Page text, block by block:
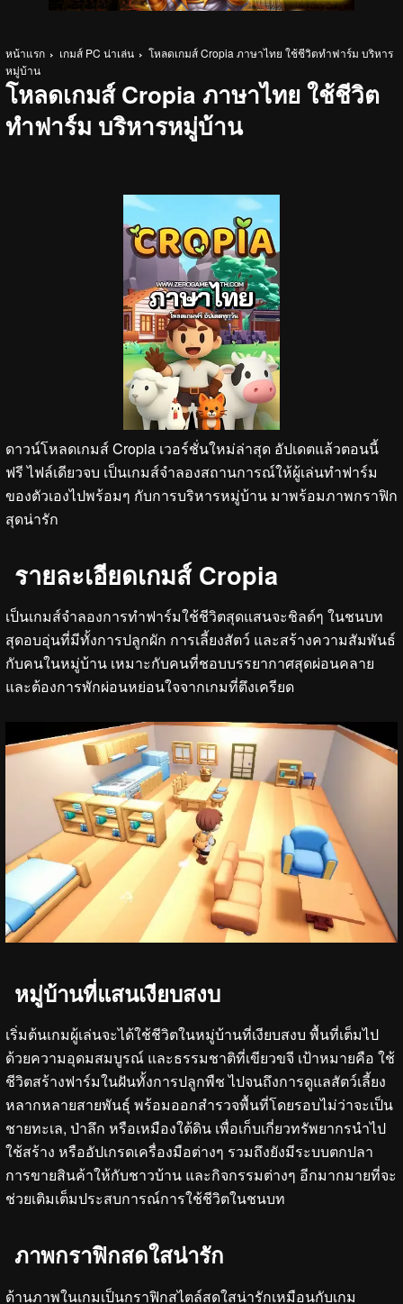
หน้าแรก เกมส์ PC น่าเล่น
โหลดเกมส์ Cropia ภาษาไทย ใช้ชีวิตทำฟาร์ม บริหาร
หมู่บ้าน
โหลดเกมส์ Cropia ภาษาไทย ใช้ชีวิต
ทำฟาร์ม บริหารหมู่บ้าน
ดาวน์โหลดเกมส์ Cropia เวอร์ชั่นใหม่ล่าสุด อัปเดตแล้วตอนนี้
ฟรี ไฟล์เดียวจบ เป็นเกมส์จำลองสถานการณ์ให้ผู้เล่นทำฟาร์ม
ของตัวเองไปพร้อมๆ กับการบริหารหมู่บ้าน มาพร้อมภาพกราฟิก
สุดน่ารัก
รายละเอียดเกมส์ Cropia
เป็นเกมส์จำลองการทำฟาร์มใช้ชีวิตสุดแสนจะชิลด์ๆ ในชนบท
สุดอบอุ่นที่มีทั้งการปลูกผัก การเลี้ยงสัตว์ และสร้างความสัมพันธ์
กับคนในหมู่บ้าน เหมาะกับคนที่ชอบบรรยากาศสุดผ่อนคลาย
และต้องการพักผ่อนหย่อนใจจากเกมที่ตึงเครียด
หมู่บ้านที่แสนเงียบสงบ
เริ่มต้นเกมผู้เล่นจะได้ใช้ชีวิตในหมู่บ้านที่เงียบสงบ พื้นที่เต็มไป
ด้วยความอุดมสมบูรณ์ และธรรมชาติที่เขียวขจี เป้าหมายคือ ใช้
ชีวิตสร้างฟาร์มในฝันทั้งการปลูกพืช ไปจนถึงการดูแลสัตว์เลี้ยง
หลากหลายสายพันธุ์ พร้อมออกสำรวจพื้นที่โดยรอบไม่ว่าจะเป็น
ชายทะเล, ป่าลึก หรือเหมืองใต้ดิน เพื่อเก็บเกี่ยวทรัพยากรนำไป
ใช้สร้าง หรืออัปเกรดเครื่องมือต่างๆ รวมถึงยังมีระบบตกปลา
การขายสินค้าให้กับชาวบ้าน และกิจกรรมต่างๆ อีกมากมายที่จะ
ช่วยเติมเต็มประสบการณ์การใช้ชีวิตในชนบท
ภาพกราฟิกสดใสน่ารัก
ด้านภาพในเกมเป็นกราฟิกสไตล์สดใสน่ารักเหมือนกับเกม